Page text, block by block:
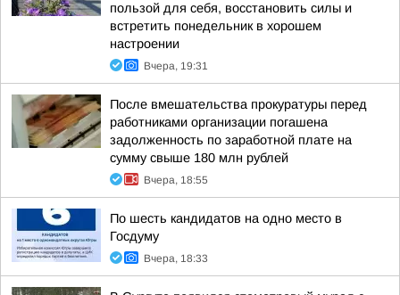
пользой для себя, восстановить силы и
встретить понедельник в хорошем
настроении
Вчера, 19:31
После вмешательства прокуратуры перед
работниками организации погашена
задолженность по заработной плате на
сумму свыше 180 млн рублей
Вчера, 18:55
По шесть кандидатов на одно место в
Госдуму
Вчера, 18:33